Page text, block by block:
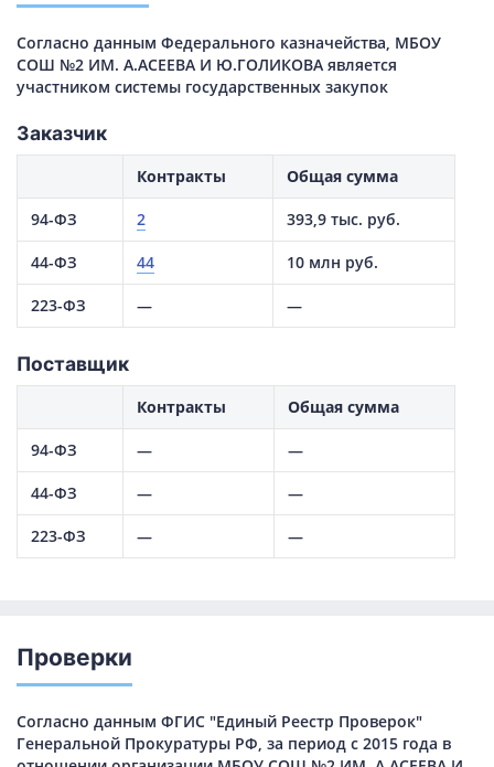
Согласно данным Федерального казначейства, МБОУ
СОШ №2 ИМ. А.АСЕЕВА И Ю.ГОЛИКОВА является
участником системы государственных закупок
Заказчик
Контракты Общая сумма
94-ФЗ 2 393,9 тыс. руб.
44-ФЗ 44 10 млн руб.
223-ФЗ — —
Поставщик
Контракты Общая сумма
94-ФЗ — —
44-ФЗ — —
223-ФЗ — —
Проверки
Согласно данным ФГИС "Единый Реестр Проверок"
Генеральной Прокуратуры РФ, за период с 2015 года в